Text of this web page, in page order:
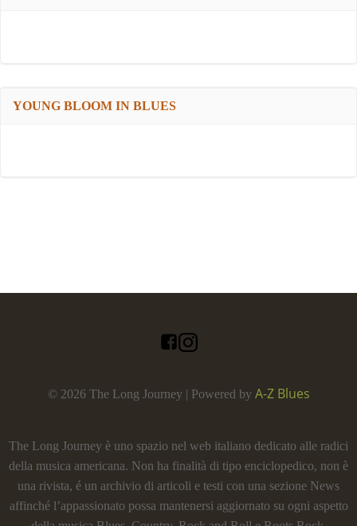
YOUNG BLOOM IN BLUES
© 2026 The Long Journey | Powered by A-Z Blues
The Long Journey è uno spazio nel web italiano dedicato alle radici
della musica americana. Non ha finalità di tipo enciclopedico, non è
una rivista, é un archivio di articoli e testi con una sezione News
affinché l’appassionato possa mantenersi aggiornato su ogni aspetto